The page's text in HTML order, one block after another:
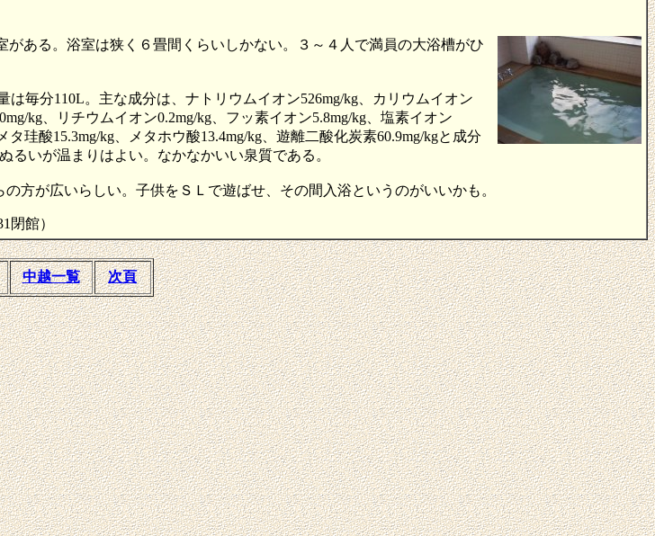
ある。浴室は狭く６畳間くらいしかない。３～４人で満員の大浴槽がひ
毎分110L。主な成分は、ナトリウムイオン526mg/kg、カリウムイオン
kg、リチウムイオン0.2mg/kg、フッ素イオン5.8mg/kg、塩素イオン
珪酸15.3mg/kg、メタホウ酸13.4mg/kg、遊離二酸化炭素60.9mg/kgと成分
るいが温まりはよい。なかなかいい泉質である。
方が広いらしい。子供をＳＬで遊ばせ、その間入浴というのがいいかも。
閉館）
中越一覧 次頁